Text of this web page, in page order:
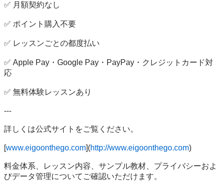
✅ 月額契約なし
✅ ポイント購入不要
✅ レッスンごとの都度払い
✅ Apple Pay・Google Pay・PayPay・クレジットカード対
応
✅ 無料体験レッスンあり
---
詳しくは公式サイトをご覧ください。
[www.eigoonthego.com](http://www.eigoonthego.com)
料金体系、レッスン内容、サンプル教材、プライバシーおよ
びデータ管理についてご確認いただけます。